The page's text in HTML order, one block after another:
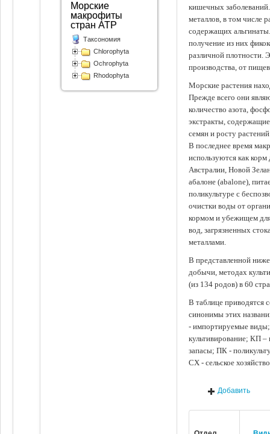
кишечных
металлов, в том числе
содержащих
получение из них
различной плотности.
производства, от
Морские растения
Прежде всего они
количество азота,
экстракты,
семян и росту
В последнее время
используются как
Австралии, Новой
абалоне (abalone),
поликультуре с
очистки воды от
кормом и убежищем
вод, загрязненных
металлами.
В представленной
добычи, методах
(из 134 родов) в 60
В таблице приводятся
синонимы этих
- импортируемые
культивирование; КП
запасы; ПК -
СХ - сельское
Добавить
Морские
макрофиты
стран АТР
Таксономия
Chlorophyta
Ochrophyta
Rhodophyta